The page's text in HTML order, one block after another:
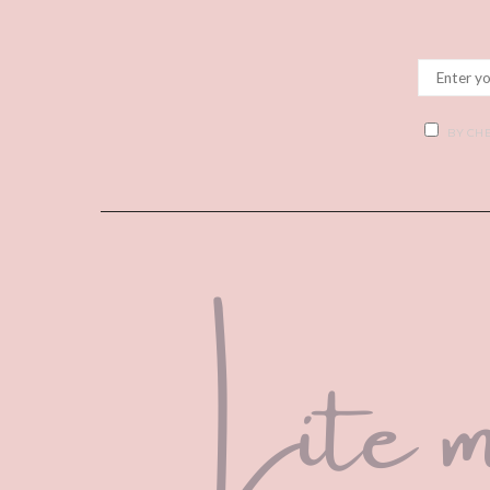
BY